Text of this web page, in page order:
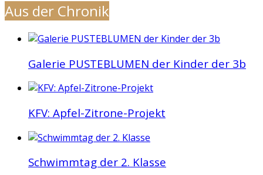
Aus der Chronik
Galerie PUSTEBLUMEN der Kinder der 3b
KFV: Apfel-Zitrone-Projekt
Schwimmtag der 2. Klasse